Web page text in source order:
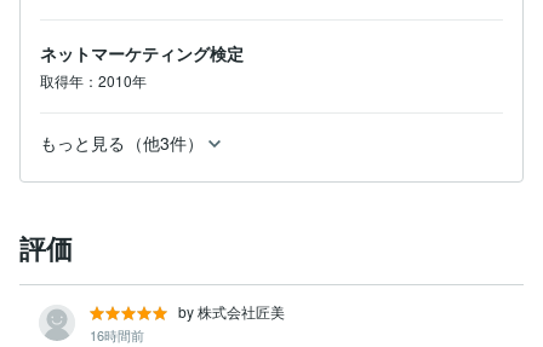
ネットマーケティング検定
取得年：2010年
もっと見る（他3件）
評価
by 株式会社匠美
16時間前